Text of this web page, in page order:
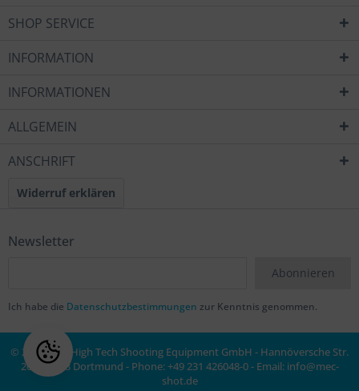
SHOP SERVICE
INFORMATION
INFORMATIONEN
ALLGEMEIN
ANSCHRIFT
Widerruf erklären
Newsletter
Abonnieren
Ich habe die Datenschutzbestimmungen zur Kenntnis genommen.
© 2020 MEC High Tech Shooting Equipment GmbH - Hannöversche Str.
20a, 44143 Dortmund - Phone: +49 231 426048-0 - Email: info@mec-
shot.de